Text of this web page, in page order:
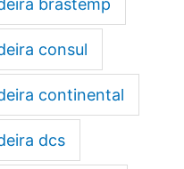
brastemp
consul
continental
dcs